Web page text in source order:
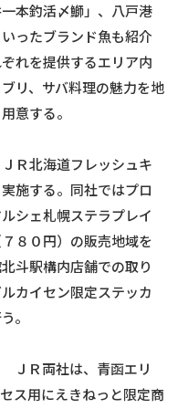
本釣活〆鰤」、八戸港
ったブランド魚も紹介
れを提供するエリア内
リ、サバ料理の魅力を地
意する。
Ｒ北海道フレッシュキ
施する。同社ではプロ
シェ札幌ステラプレイ
８０円）の販売地域を
斗駅構内店舗での取り
カイセン限定ステッカ
。
ＪＲ両社は、青函エリ
ス用にえきねっと限定商